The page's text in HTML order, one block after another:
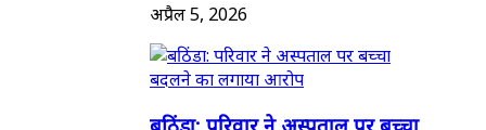
अप्रैल 5, 2026